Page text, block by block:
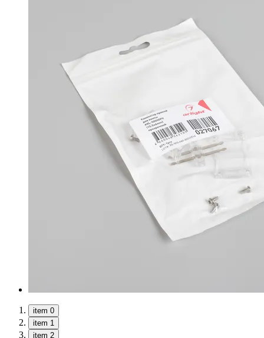
item 0
item 1
item 2